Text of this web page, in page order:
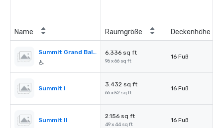
Name Raumgröße Deckenhöhe
Summit Grand Ballroom 6.336 sq ft
96 x 66 sq ft
16 Fuß
Summit I
3.432 sq ft
66 x 52 sq ft
16 Fuß
Summit II
2.156 sq ft
49 x 44 sq ft
16 Fuß